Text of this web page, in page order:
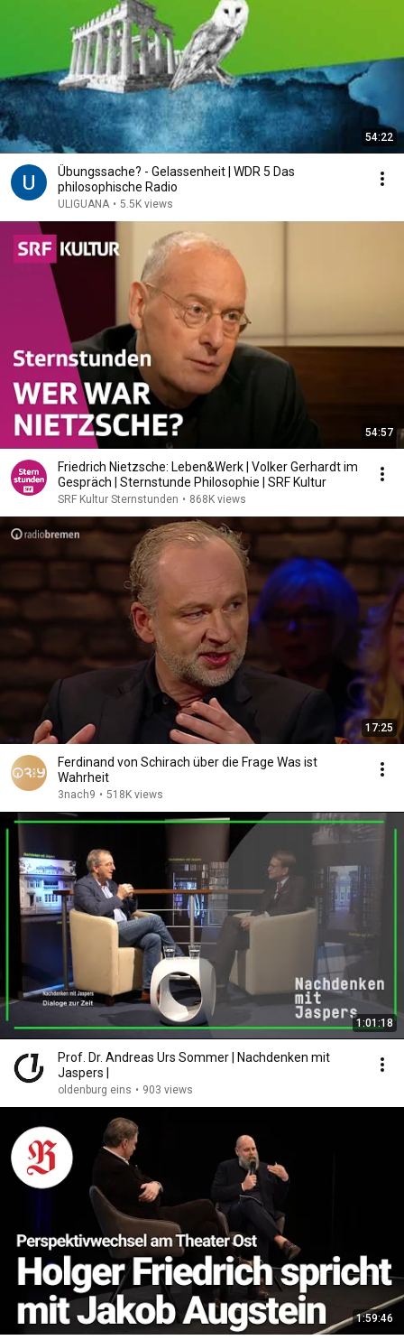
54:22
Übungssache? - Gelassenheit | WDR 5 Das
philosophische Radio
ULIGUANA • 5.5K views
54:57
Friedrich Nietzsche: Leben&Werk | Volker Gerhardt im
Gespräch | Sternstunde Philosophie | SRF Kultur
SRF Kultur Sternstunden • 868K views
17:25
Ferdinand von Schirach über die Frage Was ist
Wahrheit
3nach9 • 518K views
1:01:18
Prof. Dr. Andreas Urs Sommer | Nachdenken mit
Jaspers |
oldenburg eins • 903 views
1:59:46